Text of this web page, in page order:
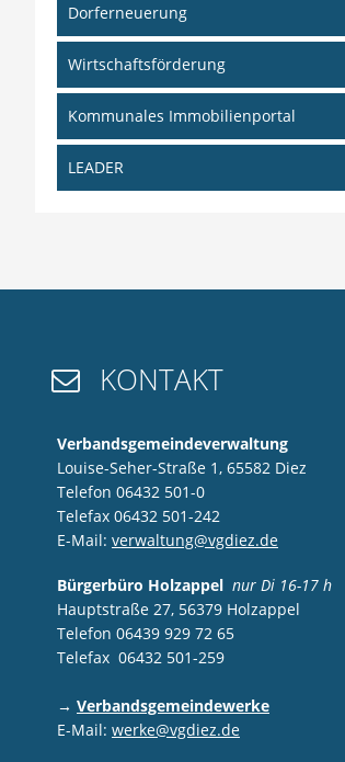
Dorferneuerung
Wirtschaftsförderung
Kommunales Immobilienportal
LEADER
 KONTAKT
Verbandsgemeindeverwaltung
Louise-Seher-Straße 1, 65582 Diez
Telefon 06432 501-0
Telefax 06432 501-242
E-Mail: verwaltung@vgdiez.de
Bürgerbüro Holzappel nur Di 16-17 h
Hauptstraße 27, 56379 Holzappel
Telefon 06439 929 72 65
Telefax 06432 501-259
→ Verbandsgemeindewerke
E-Mail: werke@vgdiez.de